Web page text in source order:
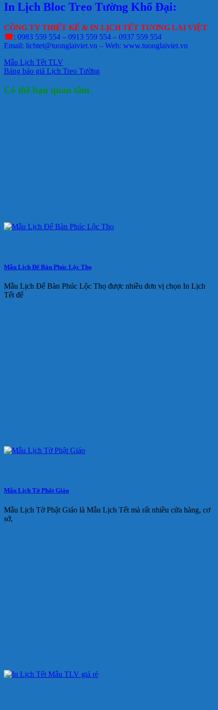
In Lịch Bloc Treo Tường Khổ Đại:
CÔNG TY THIẾT KẾ & IN LỊCH TẾT TƯƠNG LAI VIỆT
☎: 0983 559 554 – 0913 559 554 – 0937 559 554
Email: lichtet@tuonglaiviet.vn – Web: www.tuonglaiviet.vn
Mẫu Lịch Tết TLV
Bảng báo giá Lịch Treo Tường
Có thể bạn quan tâm
Mẫu Lịch Để Bàn Phúc Lộc Thọ
Mẫu Lịch Để Bàn Phúc Lộc Thọ được nhiều đơn vị chọn In Lịch
Tết để
Mẫu Lịch Tờ Phật Giáo
Mẫu Lịch Tờ Phật Giáo là Mẫu Lịch Tết mà rất nhiều cửa hàng, cơ
sở,